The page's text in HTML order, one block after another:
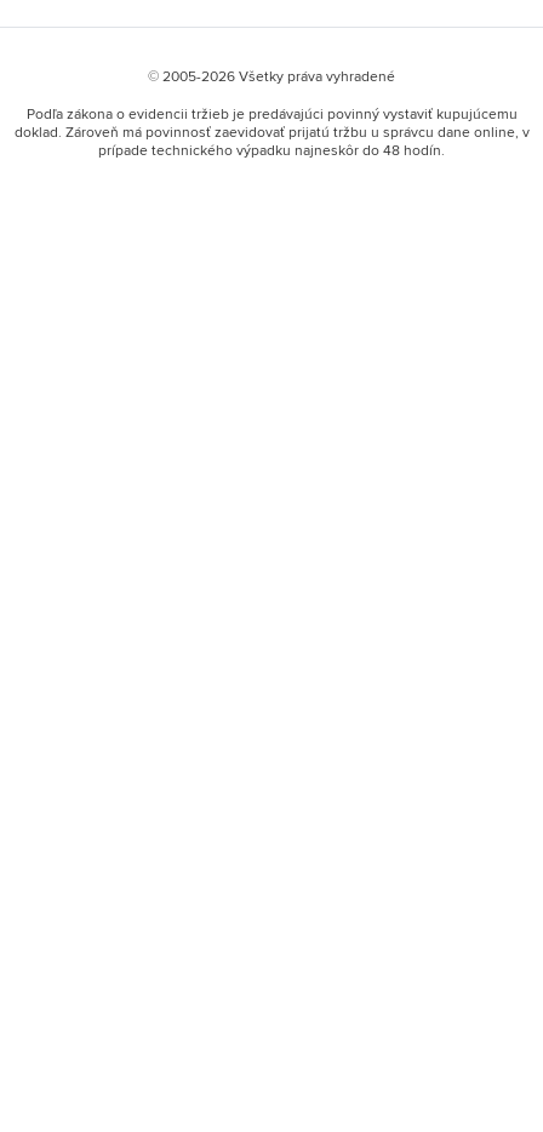
© 2005-2026 Všetky práva vyhradené
Podľa zákona o evidencii tržieb je predávajúci povinný vystaviť kupujúcemu
doklad. Zároveň má povinnosť zaevidovať prijatú tržbu u správcu dane online, v
prípade technického výpadku najneskôr do 48 hodín.